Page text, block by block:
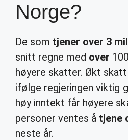
Norge?
De som tjener over 3
snitt regne med over
høyere skatter. Økt
ifølge regjeringen viktig
høy inntekt får høyere
personer ventes å tjene
neste år.